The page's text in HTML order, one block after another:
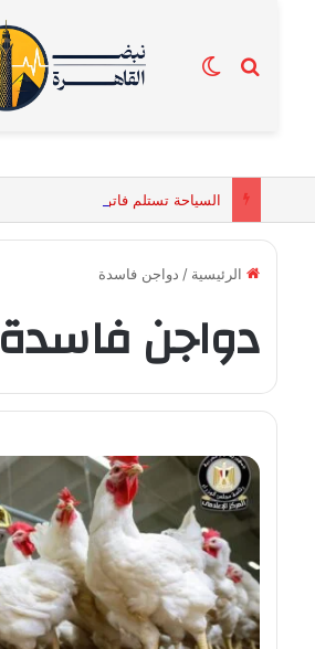
بحث عنالوضع المظلم
الرئيسية / دواجن فاسدة
دواجن فاسدة